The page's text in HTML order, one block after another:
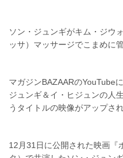
ソン・ジュンギがキム・ジウ
ッサ）マッサージでこまめに
マガジンBAZAARのYouTube
ジュンギ＆イ・ヒジュンの人
うタイトルの映像がアップされ
12月31日に公開された映画『